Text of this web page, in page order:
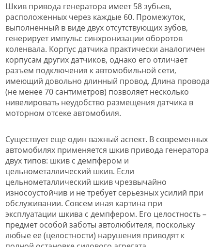
Шкив привода генератора имеет 58 зубьев,
расположенных через каждые 60. Промежуток,
выполненный в виде двух отсутствующих зубов,
генерирует импульс синхронизации оборотов
коленвала. Корпус датчика практически аналогичен
корпусам других датчиков, однако его отличает
разъем подключения к автомобильной сети,
имеющий довольно длинный провод. Длина провода
(не менее 70 сантиметров) позволяет несколько
нивелировать неудобство размещения датчика в
моторном отсеке автомобиля.
Существует еще один важный аспект. В современных
автомобилях применяется шкив привода генератора
двух типов: шкив с демпфером и
цельнометаллический шкив. Если
цельнометаллический шкив чрезвычайно
износоустойчив и не требует серьезных усилий при
обслуживании. Совсем иная картина при
эксплуатации шкива с демпфером. Его целостность –
предмет особой заботы автолюбителя, поскольку
любые ее (целостности) нарушения приводят к